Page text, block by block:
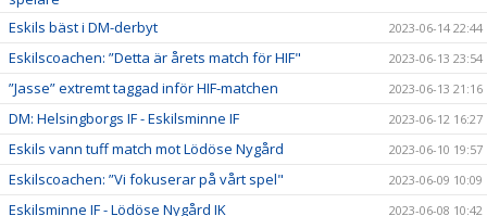
Eskils bäst i DM-derbyt 2023-06-14 22:44
Eskilscoachen: ”Detta är årets match för HIF" 2023-06-13 23:54
”Jasse” extremt taggad inför HIF-matchen 2023-06-13 21:16
DM: Helsingborgs IF - Eskilsminne IF 2023-06-12 16:27
Eskils vann tuff match mot Lödöse Nygård 2023-06-10 19:57
Eskilscoachen: ”Vi fokuserar på vårt spel" 2023-06-09 10:09
Eskilsminne IF - Lödöse Nygård IK 2023-06-08 10:42